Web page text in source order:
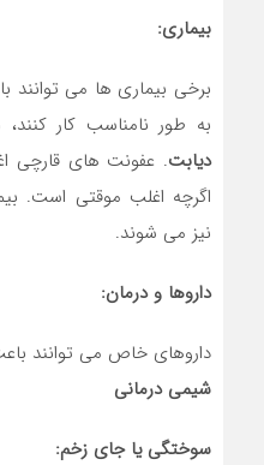
بیماری:
برخی بیماری ها می
به طور نامناسب کار کنند،
دیابت. عفونت های قارچی
اگرچه اغلب موقتی است.
نیز می شوند.
داروها و درمان:
داروهای خاص می توانند
شیمی درمانی
سوختگی یا جای زخم: